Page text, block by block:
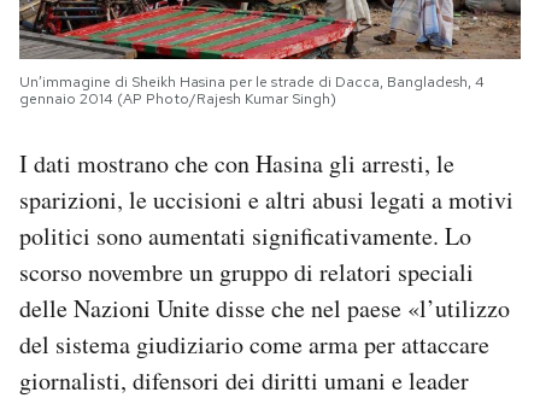
Un’immagine di Sheikh Hasina per le strade di Dacca, Bangladesh, 4
gennaio 2014 (AP Photo/Rajesh Kumar Singh)
I dati mostrano che con Hasina gli arresti, le
sparizioni, le uccisioni e altri abusi legati a motivi
politici sono aumentati significativamente. Lo
scorso novembre un gruppo di relatori speciali
delle Nazioni Unite disse che nel paese «l’utilizzo
del sistema giudiziario come arma per attaccare
giornalisti, difensori dei diritti umani e leader